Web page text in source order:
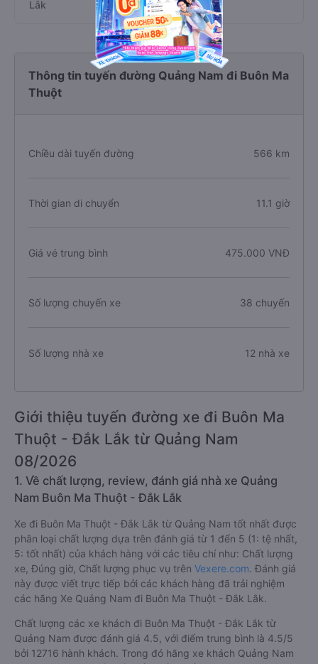
Lắk
Thông tin tuyến đường Quảng Nam đi Buôn Ma
Thuột
Chiều dài tuyến đường 566 km
Thời gian di chuyển 11.1 giờ
Giá vé trung bình 475.000 VNĐ
Số lượng chuyến xe 38 chuyến
Số lượng nhà xe 12 nhà xe
Giới thiệu tuyến đường xe đi Buôn Ma
Thuột - Đắk Lắk từ Quảng Nam
08/2026
1. Về chất lượng, review, đánh giá nhà xe Quảng
Nam Buôn Ma Thuột - Đắk Lắk
Xe đi Buôn Ma Thuột - Đắk Lắk từ Quảng Nam tốt nhất được
phân loại chất lượng dựa trên đánh giá từ 1 đến 5 (1: tệ nhất,
5: tốt nhất) của khách hàng với các tiêu chí như: Chất lượng
xe, Đúng giờ, Chất lượng phục vụ trên Vexere.com. Đánh giá
này được viết trực tiếp bởi các khách hàng đã trải nghiệm
các hãng Xe Quảng Nam đi Buôn Ma Thuột - Đắk Lắk.
Chất lượng các xe khách đi Buôn Ma Thuột - Đắk Lắk từ
Quảng Nam được đánh giá 4.5, với điểm trung bình là 4.5/5
bởi 12716 hành khách. Trong đó hãng xe khách Quảng Nam